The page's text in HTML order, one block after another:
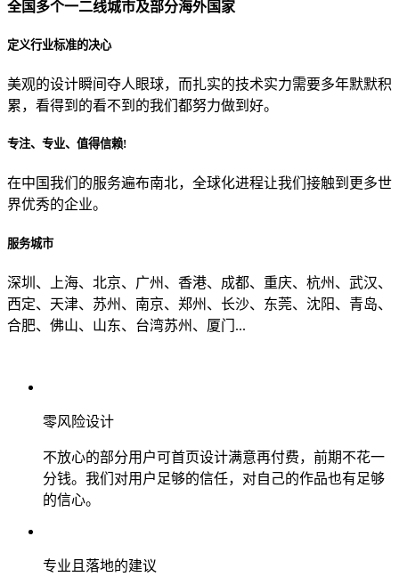
贵公司的团队规模是？
目前主要的营销渠道是？
全国多个一二线城市及部分海外国家
定义行业标准的决心
美观的设计瞬间夺人眼球，而扎实的技术实力需要多年默默积
累，看得到的看不到的我们都努力做到好。
专注、专业、值得信赖!
在中国我们的服务遍布南北，全球化进程让我们接触到更多世
界优秀的企业。
服务城市
深圳、上海、北京、广州、香港、成都、重庆、杭州、武汉、
西定、天津、苏州、南京、郑州、长沙、东莞、沈阳、青岛、
合肥、佛山、山东、台湾苏州、厦门...
零风险设计
不放心的部分用户可首页设计满意再付费，前期不花一
分钱。我们对用户足够的信任，对自己的作品也有足够
的信心。
专业且落地的建议